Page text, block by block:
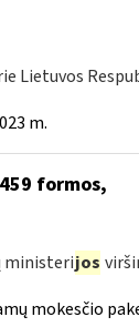
Lietuvos
m.
formos,
ministerijos
mokesčio